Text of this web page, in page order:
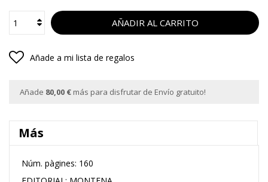
AÑADIR AL CARRITO
Añade a mi lista de regalos
Añade 80,00 € más para disfrutar de Envío gratuito!
Más
Núm. pàgines: 160